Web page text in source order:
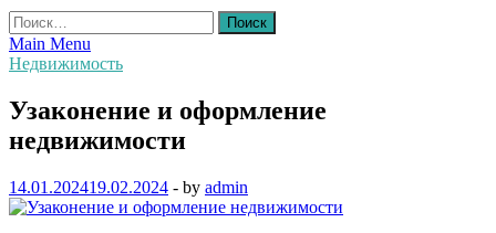
Найти:
Main Menu
Недвижимость
Узаконение и оформление
недвижимости
14.01.202419.02.2024 - by admin